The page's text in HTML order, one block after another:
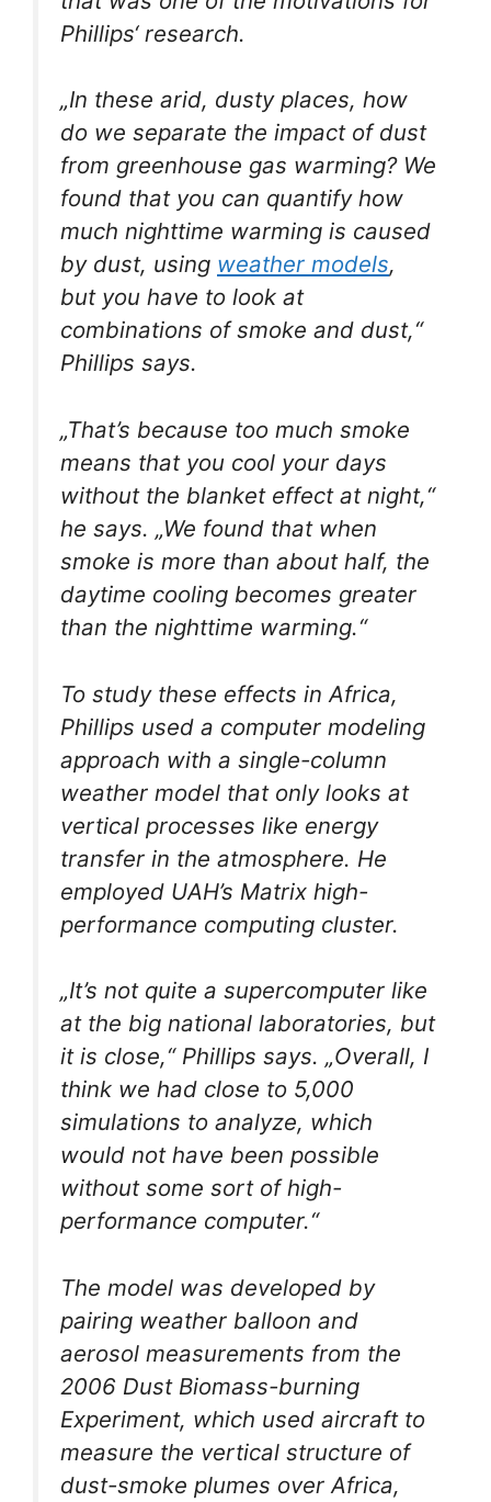
Phillips‘ research.
„In these arid, dusty places, how
do we separate the impact of dust
from greenhouse gas warming? We
found that you can quantify how
much nighttime warming is caused
by dust, using weather models,
but you have to look at
combinations of smoke and dust,“
Phillips says.
„That’s because too much smoke
means that you cool your days
without the blanket effect at night,“
he says. „We found that when
smoke is more than about half, the
daytime cooling becomes greater
than the nighttime warming.“
To study these effects in Africa,
Phillips used a computer modeling
approach with a single-column
weather model that only looks at
vertical processes like energy
transfer in the atmosphere. He
employed UAH’s Matrix high-
performance computing cluster.
„It’s not quite a supercomputer like
at the big national laboratories, but
it is close,“ Phillips says. „Overall, I
think we had close to 5,000
simulations to analyze, which
would not have been possible
without some sort of high-
performance computer.“
The model was developed by
pairing weather balloon and
aerosol measurements from the
2006 Dust Biomass-burning
Experiment, which used aircraft to
measure the vertical structure of
dust-smoke plumes over Africa,